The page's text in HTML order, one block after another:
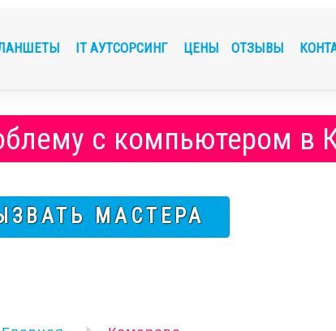
IT АУТСОРСИНГ ЦЕНЫ ОТЗЫВЫ
с компьютером в
МАСТЕРА